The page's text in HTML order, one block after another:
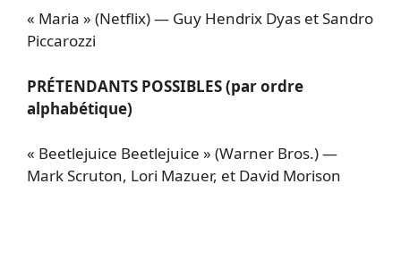
« Maria » (Netflix) — Guy Hendrix Dyas et Sandro
Piccarozzi
PRÉTENDANTS POSSIBLES (par ordre
alphabétique)
« Beetlejuice Beetlejuice » (Warner Bros.) —
Mark Scruton, Lori Mazuer, et David Morison